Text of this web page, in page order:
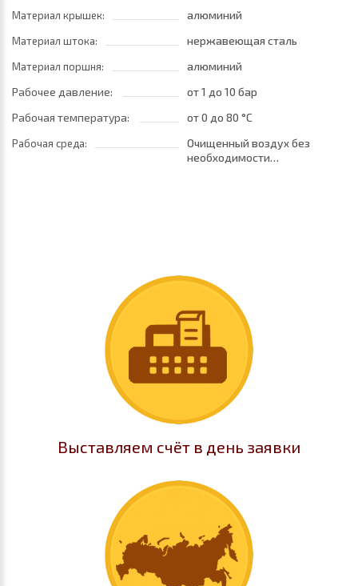
Материал крышек: алюминий
Материал штока: нержавеющая сталь
Материал поршня:
алюминий
Рабочее давление:
от 1 до 10 бар
Рабочая температура:
от 0 до 80 °C
Рабочая среда:
Очищенный воздух без
необходимости
Выставляем счёт в день заявки